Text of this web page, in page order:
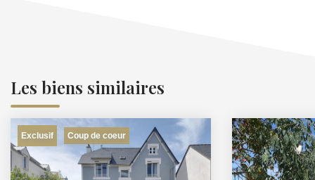
Les biens similaires
Exclusif Coup de coeur